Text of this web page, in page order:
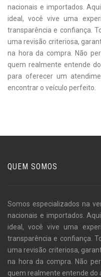
nacionais e importados.
ideal, você vive uma
transparência e confiança.
uma revisão criteriosa,
na hora da compra. Não
quem realmente entende
para oferecer um
encontrar o veículo perfeito.
QUEM SOMOS
Somos especializados na
nacionais e importados.
ideal, você vive uma
transparência e confiança.
uma revisão criteriosa,
na hora da compra. Não
quem realmente entende do